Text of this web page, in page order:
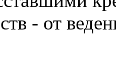
- от